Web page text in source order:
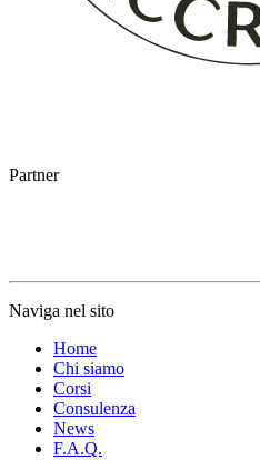
Partner
Naviga nel sito
Home
Chi siamo
Corsi
Consulenza
News
F.A.Q.